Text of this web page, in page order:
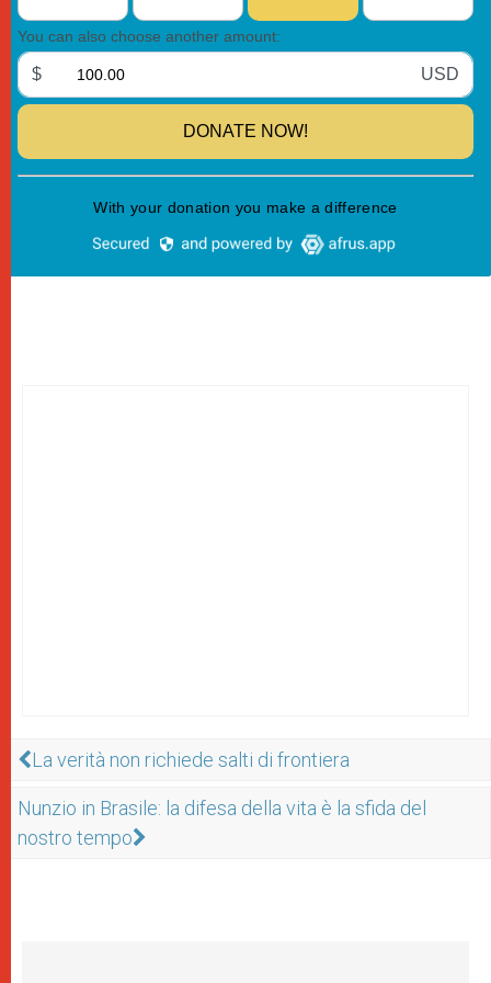
La verità non richiede salti di frontiera
Nunzio in Brasile: la difesa della vita è la sfida del
nostro tempo